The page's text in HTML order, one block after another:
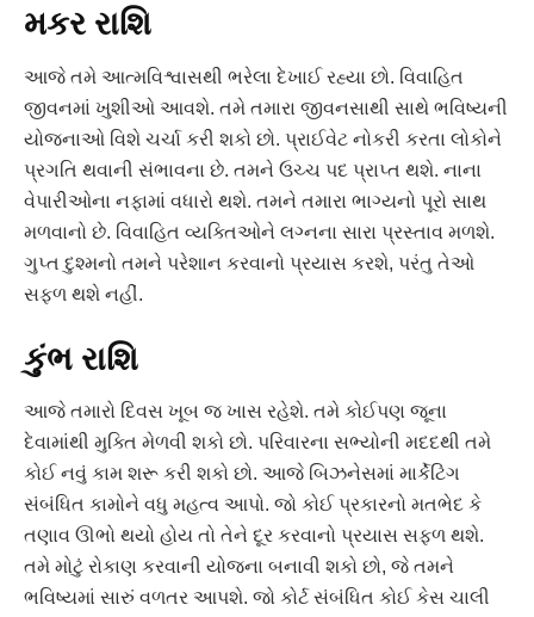
મકર રાશિ
આજે તમે આત્મવિશ્વાસથી ભરેલા દેખાઈ રહ્યા છો. વિવાહિત
જીવનમાં ખુશીઓ આવશે. તમે તમારા જીવનસાથી સાથે ભવિષ્યની
યોજનાઓ વિશે ચર્ચા કરી શકો છો. પ્રાઈવેટ નોકરી કરતા લોકોને
પ્રગતિ થવાની સંભાવના છે. તમને ઉચ્ચ પદ પ્રાપ્ત થશે. નાના
વેપારીઓના નફામાં વધારો થશે. તમને તમારા ભાગ્યનો પૂરો સાથ
મળવાનો છે. વિવાહિત વ્યક્તિઓને લગ્નના સારા પ્રસ્તાવ મળશે.
ગુપ્ત દુશ્મનો તમને પરેશાન કરવાનો પ્રયાસ કરશે, પરંતુ તેઓ
સફળ થશે નહીં.
કુંભ રાશિ
આજે તમારો દિવસ ખૂબ જ ખાસ રહેશે. તમે કોઈપણ જૂના
દેવામાંથી મુક્તિ મેળવી શકો છો. પરિવારના સભ્યોની મદદથી તમે
કોઈ નવું કામ શરૂ કરી શકો છો. આજે બિઝનેસમાં માર્કેટિંગ
સંબંધિત કામોને વધુ મહત્વ આપો. જો કોઈ પ્રકારનો મતભેદ કે
તણાવ ઊભો થયો હોય તો તેને દૂર કરવાનો પ્રયાસ સફળ થશે.
તમે મોટું રોકાણ કરવાની યોજના બનાવી શકો છો, જે તમને
ભવિષ્યમાં સારું વળતર આપશે. જો કોર્ટ સંબંધિત કોઈ કેસ ચાલી